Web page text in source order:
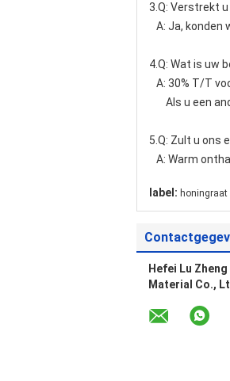
3.Q: Verstrekt
A: Ja, konden
4.Q: Wat is uw
A: 30% T/T
Als u een
5.Q: Zult u ons
A: Warm
label: honingraat
Hefei Lu
Material Co.,